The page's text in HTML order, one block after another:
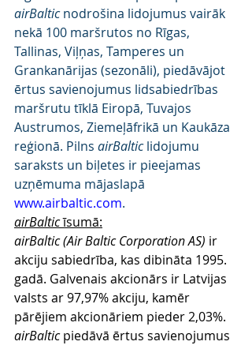
airBaltic nodrošina lidojumus vairāk
nekā 100 maršrutos no Rīgas,
Tallinas, Viļņas, Tamperes un
Grankanārijas (sezonāli), piedāvājot
ērtus savienojumus lidsabiedrības
maršrutu tīklā Eiropā, Tuvajos
Austrumos, Ziemeļāfrikā un Kaukāza
reģionā. Pilns airBaltic lidojumu
saraksts un biļetes ir pieejamas
uzņēmuma mājaslapā
www.airbaltic.com.
airBaltic īsumā:
airBaltic (Air Baltic Corporation AS) ir
akciju sabiedrība, kas dibināta 1995.
gadā. Galvenais akcionārs ir Latvijas
valsts ar 97,97% akciju, kamēr
pārējiem akcionāriem pieder 2,03%.
airBaltic piedāvā ērtus savienojumus